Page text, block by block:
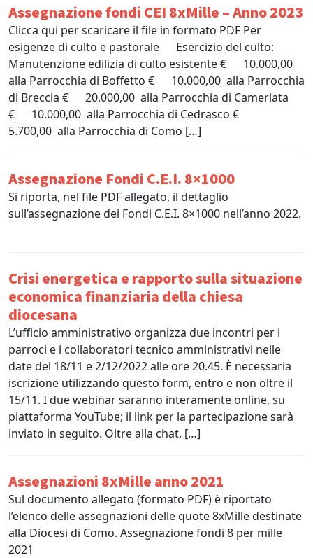
Assegnazione fondi CEI 8xMille – Anno 2023
Clicca qui per scaricare il file in formato PDF Per
esigenze di culto e pastorale Esercizio del culto:
Manutenzione edilizia di culto esistente € 10.000,00
alla Parrocchia di Boffetto € 10.000,00 alla Parrocchia
di Breccia € 20.000,00 alla Parrocchia di Camerlata
€ 10.000,00 alla Parrocchia di Cedrasco €
5.700,00 alla Parrocchia di Como […]
Assegnazione Fondi C.E.I. 8×1000
Si riporta, nel file PDF allegato, il dettaglio
sull’assegnazione dei Fondi C.E.I. 8×1000 nell’anno 2022.
Crisi energetica e rapporto sulla situazione
economica finanziaria della chiesa
diocesana
L’ufficio amministrativo organizza due incontri per i
parroci e i collaboratori tecnico amministrativi nelle
date del 18/11 e 2/12/2022 alle ore 20.45. È necessaria
iscrizione utilizzando questo form, entro e non oltre il
15/11. I due webinar saranno interamente online, su
piattaforma YouTube; il link per la partecipazione sarà
inviato in seguito. Oltre alla chat, […]
Assegnazioni 8xMille anno 2021
Sul documento allegato (formato PDF) è riportato
l’elenco delle assegnazioni delle quote 8xMille destinate
alla Diocesi di Como. Assegnazione fondi 8 per mille
2021